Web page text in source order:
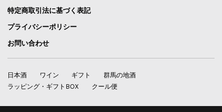
特定商取引法に基づく表記
プライバシーポリシー
お問い合わせ
日本酒 ワイン ギフト
群馬の地酒
ラッピング・ギフトBOX
クール便